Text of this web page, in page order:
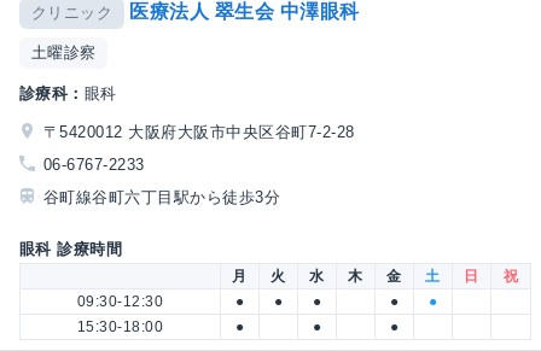
クリニック 医療法人 翠生会 中澤眼科
土曜診察
診療科： 眼科
〒5420012 大阪府大阪市中央区谷町7-2-28
06-6767-2233
谷町線谷町六丁目駅から徒歩3分
眼科 診療時間
月 火 水 木 金 土 日
祝
09:30-12:30
● ● ● ●
●
15:30-18:00
● ● ●